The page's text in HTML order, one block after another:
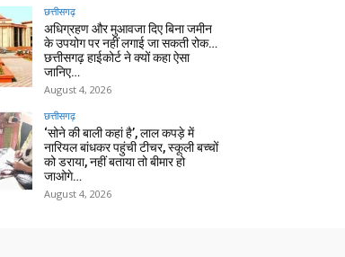
छत्तीसगढ़
अधिग्रहण और मुआवजा दिए बिना जमीन
के उपयोग पर नहीं लगाई जा सकती रोक…
छत्तीसगढ़ हाईकोर्ट ने क्यों कहा ऐसा
जानिए…
August 4, 2026
छत्तीसगढ़
‘सोने की बाली कहां है’, लाल कपड़े में
नारियल बांधकर पहुंची टीचर, स्कूली बच्चों
को डराया, नहीं बताया तो बीमार हो
जाओगे…
August 4, 2026